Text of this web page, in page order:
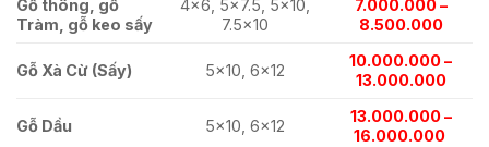
Gỗ thông, gỗ
Tràm, gỗ keo sấy
4×6, 5×7.5, 5×10,
7.5×10
7.000.000 –
8.500.000
Gỗ Xà Cừ (Sấy) 5×10, 6×12
10.000.000 –
13.000.000
Gỗ Dầu 5×10, 6×12
13.000.000 –
16.000.000